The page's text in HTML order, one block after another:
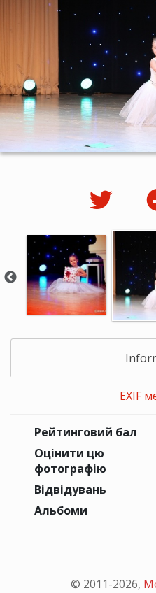
EXIF
Рейтинговий бал
Оцінити цю
фотографію
Відвідувань
Альбоми
© 2011-2026,